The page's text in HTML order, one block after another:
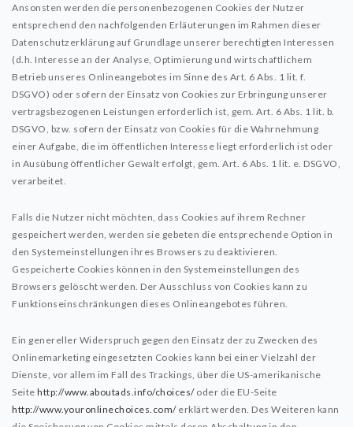
Ansonsten werden die personenbezogenen Cookies der Nutzer
entsprechend den nachfolgenden Erläuterungen im Rahmen dieser
Datenschutzerklärung auf Grundlage unserer berechtigten Interessen
(d.h. Interesse an der Analyse, Optimierung und wirtschaftlichem
Betrieb unseres Onlineangebotes im Sinne des Art. 6 Abs. 1 lit. f.
DSGVO) oder sofern der Einsatz von Cookies zur Erbringung unserer
vertragsbezogenen Leistungen erforderlich ist, gem. Art. 6 Abs. 1 lit. b.
DSGVO, bzw. sofern der Einsatz von Cookies für die Wahrnehmung
einer Aufgabe, die im öffentlichen Interesse liegt erforderlich ist oder
in Ausübung öffentlicher Gewalt erfolgt, gem. Art. 6 Abs. 1 lit. e. DSGVO,
verarbeitet.
Falls die Nutzer nicht möchten, dass Cookies auf ihrem Rechner
gespeichert werden, werden sie gebeten die entsprechende Option in
den Systemeinstellungen ihres Browsers zu deaktivieren.
Gespeicherte Cookies können in den Systemeinstellungen des
Browsers gelöscht werden. Der Ausschluss von Cookies kann zu
Funktionseinschränkungen dieses Onlineangebotes führen.
Ein genereller Widerspruch gegen den Einsatz der zu Zwecken des
Onlinemarketing eingesetzten Cookies kann bei einer Vielzahl der
Dienste, vor allem im Fall des Trackings, über die US-amerikanische
Seite http://www.aboutads.info/choices/oder die EU-Seite
http://www.youronlinechoices.com/erklärt werden. Des Weiteren kann